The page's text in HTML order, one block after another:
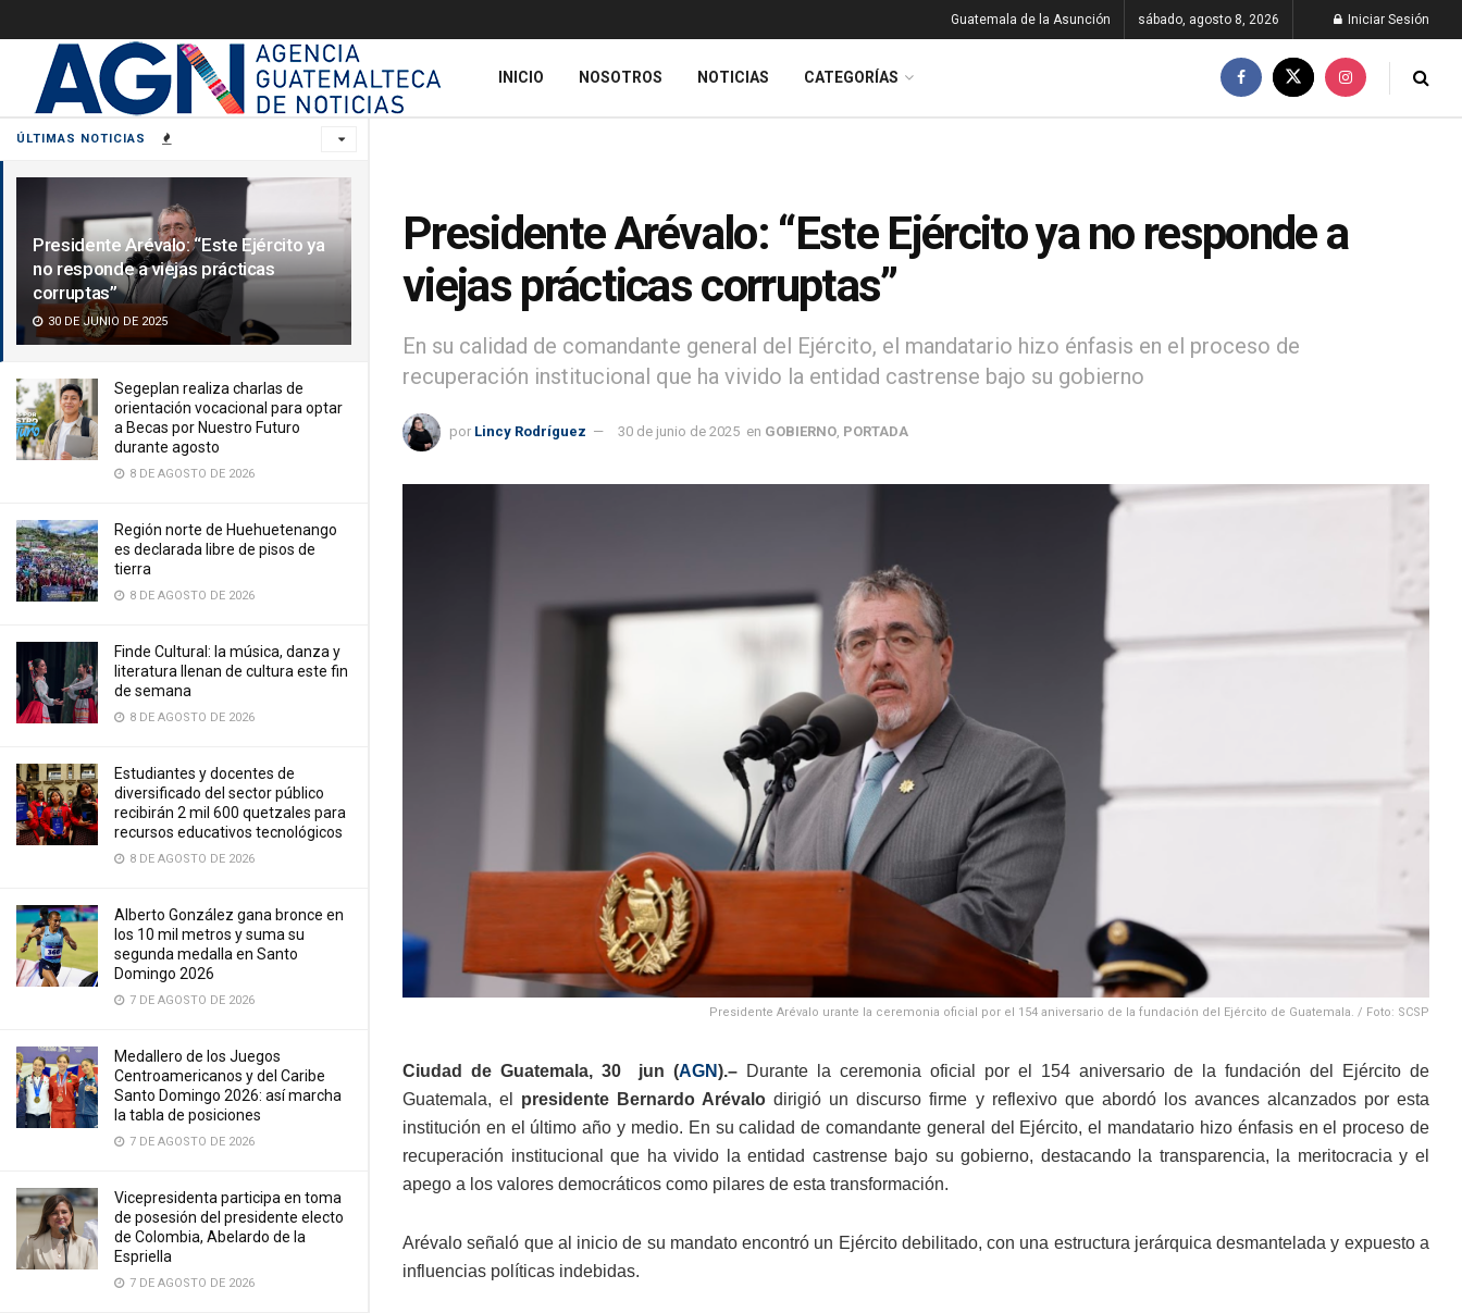
ÚLTIMAS NOTICIAS
Presidente Arévalo: “Este Ejército ya
no responde a viejas prácticas
corruptas”
30 DE JUNIO DE 2025
Segeplan realiza charlas de
orientación vocacional para optar
a Becas por Nuestro Futuro
durante agosto
8 DE AGOSTO DE 2026
Región norte de Huehuetenango
es declarada libre de pisos de
tierra
8 DE AGOSTO DE 2026
Finde Cultural: la música, danza y
literatura llenan de cultura este fin
de semana
8 DE AGOSTO DE 2026
Estudiantes y docentes de
diversificado del sector público
recibirán 2 mil 600 quetzales para
recursos educativos tecnológicos
8 DE AGOSTO DE 2026
Alberto González gana bronce en
los 10 mil metros y suma su
segunda medalla en Santo
Domingo 2026
7 DE AGOSTO DE 2026
Medallero de los Juegos
Centroamericanos y del Caribe
Santo Domingo 2026: así marcha
la tabla de posiciones
7 DE AGOSTO DE 2026
Vicepresidenta participa en toma
de posesión del presidente electo
de Colombia, Abelardo de la
Espriella
7 DE AGOSTO DE 2026
Guatemala de la Asunción sábado, agosto 8, 2026 Iniciar Sesión
INICIO NOSOTROS NOTICIAS CATEGORÍAS
Presidente Arévalo: “Este Ejército ya no responde a
viejas prácticas corruptas”
En su calidad de comandante general del Ejército, el mandatario hizo énfasis en el proceso de
recuperación institucional que ha vivido la entidad castrense bajo su gobierno
por Lincy Rodríguez 30 de junio de 2025 en GOBIERNO PORTADA
Presidente Arévalo urante la ceremonia oficial por el 154 aniversario de la fundación del Ejército de Guatemala. / Foto: SCSP
Ciudad de Guatemala, 30 jun (AGN).– Durante la ceremonia oficial por el 154 aniversario de la fundación del Ejército de
Guatemala, el presidente Bernardo Arévalo dirigió un discurso firme y reflexivo que abordó los avances alcanzados por esta
institución en el último año y medio. En su calidad de comandante general del Ejército, el mandatario hizo énfasis en el proceso de
recuperación institucional que ha vivido la entidad castrense bajo su gobierno, destacando la transparencia, la meritocracia y el
apego a los valores democráticos como pilares de esta transformación.
Arévalo señaló que al inicio de su mandato encontró un Ejército debilitado, con una estructura jerárquica desmantelada y expuesto a
influencias políticas indebidas.